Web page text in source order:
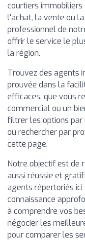
courtiers immobiliers
l'achat, la vente ou
professionnel de
offrir le service le
la région.
Trouvez des agents
prouvée dans la
efficaces, que vous
commercial ou un
filtrer les options
ou rechercher par
cette page.
Notre objectif est de
aussi réussie et
agents répertoriés
connaissance
à comprendre vos
négocier les
pour comparer les